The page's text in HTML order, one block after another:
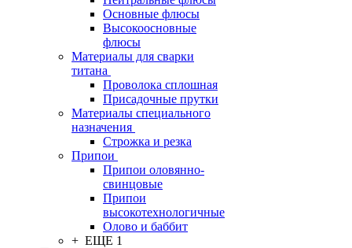
Основные флюсы
Высокоосновные
флюсы
Материалы для сварки
титана
Проволока сплошная
Присадочные прутки
Материалы специального
назначения
Строжка и резка
Припои
Припои оловянно-
свинцовые
Припои
высокотехнологичные
Олово и баббит
+ ЕЩЕ 1